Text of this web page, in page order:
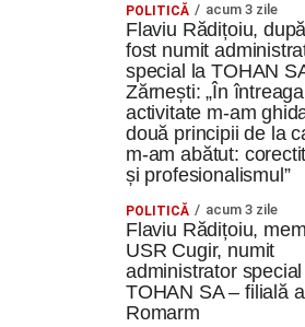
POLITICĂ acum 3 zile
Flaviu Rădițoiu,
fost numit
special la TOHAN
Zărnești: „În
activitate m-am
două principii de la
m-am abătut:
și profesionalismul”
POLITICĂ acum 3 zile
Flaviu Rădițoiu,
USR Cugir, numit
administrator
TOHAN SA – filială a
Romarm